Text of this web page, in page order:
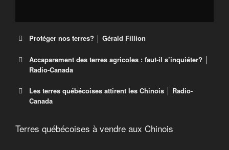
Protéger nos terres? │ Gérald Fillion
Accaparement des terres agricoles : faut-il s’inquiéter? │
Radio-Canada
Accaparement des terres agricoles :
Les producteurs agricoles canadiens possèdent
Les terres québécoises attirent les Chinois │ Radio-
Canada
Les terres québécoises attirent les
Terres québécoises à vendre aux Chinois